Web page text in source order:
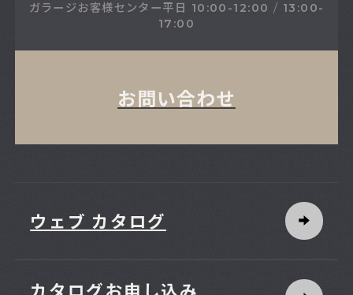
ガラージお客様センター平日 10:00-12:00 / 13:00-
17:00
お問い合わせ
ウェブ カタログ
カタログお申し込み